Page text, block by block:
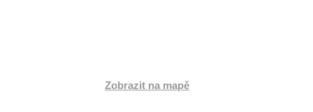
Zobrazit na mapě